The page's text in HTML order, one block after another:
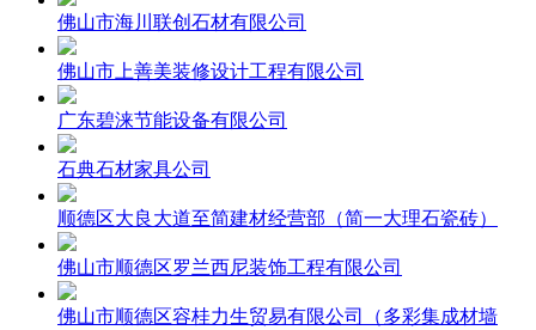
佛山市海川联创石材有限公司
佛山市上善美装修设计工程有限公司
广东碧涞节能设备有限公司
石典石材家具公司
顺德区大良大道至简建材经营部（简一大理石瓷砖）
佛山市顺德区罗兰西尼装饰工程有限公司
佛山市顺德区容桂力生贸易有限公司（多彩集成材墙